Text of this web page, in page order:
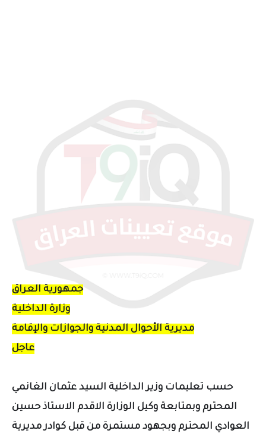
جمهورية العراق
وزارة الداخلية
مديرية الأحوال المدنية والجوازات والإقامة
عاجل
حسب تعليمات وزير الداخلية السيد عثمان الغانمي
المحترم وبمتابعة وكيل الوزارة الاقدم الاستاذ حسين
العوادي المحترم وبجهود مستمرة من قبل كوادر مديرية